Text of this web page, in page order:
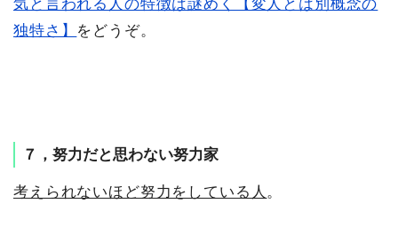
気と言われる人の特徴は謎めく【変人とは別概念の
独特さ】 をどうぞ。
７，努力だと思わない努力家
考えられないほど努力をしている人 。